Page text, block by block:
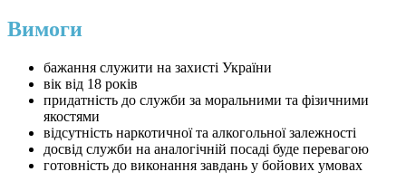
Вимоги
бажання служити на захисті України
вік від 18 років
придатність до служби за моральними та фізичними
якостями
відсутність наркотичної та алкогольної залежності
досвід служби на аналогічній посаді буде перевагою
готовність до виконання завдань у бойових умовах